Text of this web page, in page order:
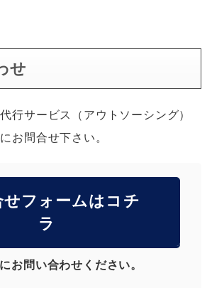
せ
行サービス（アウトソーシング）
お問合せ下さい。
せフォームはコチ
ラ
お問い合わせください。